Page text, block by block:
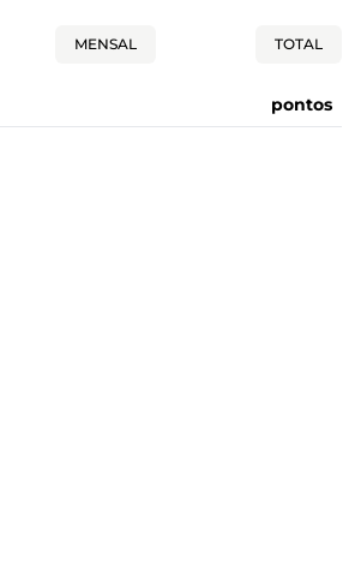
MENSAL TOTAL
pontos